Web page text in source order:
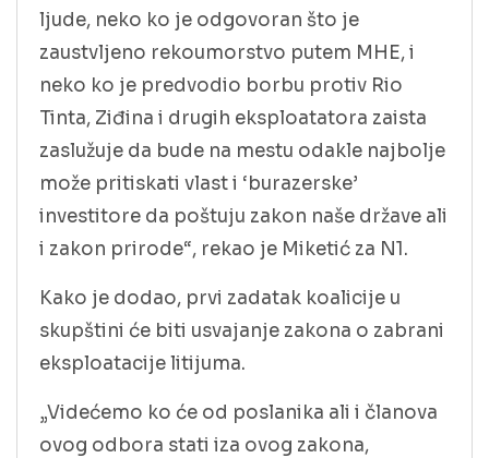
ljude, neko ko je odgovoran što je
zaustvljeno rekoumorstvo putem MHE, i
neko ko je predvodio borbu protiv Rio
Tinta, Ziđina i drugih eksploatatora zaista
zaslužuje da bude na mestu odakle najbolje
može pritiskati vlast i ‘burazerske’
investitore da poštuju zakon naše države ali
i zakon prirode“, rekao je Miketić za N1.
Kako je dodao, prvi zadatak koalicije u
skupštini će biti usvajanje zakona o zabrani
eksploatacije litijuma.
„Videćemo ko će od poslanika ali i članova
ovog odbora stati iza ovog zakona,